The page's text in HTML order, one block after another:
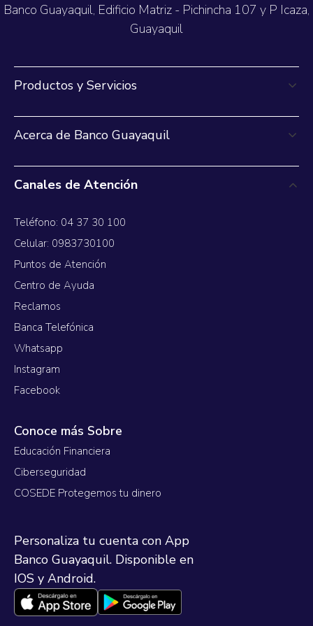
Banco Guayaquil, Edificio Matriz - Pichincha 107 y P Icaza,
Guayaquil
Productos y Servicios
Acerca de Banco Guayaquil
Canales de Atención
Teléfono: 04 37 30 100
Celular: 0983730100
Puntos de Atención
Centro de Ayuda
Reclamos
Banca Telefónica
Whatsapp
Instagram
Facebook
Conoce más Sobre
Educación Financiera
Ciberseguridad
COSEDE Protegemos tu dinero
Personaliza tu cuenta con App
Banco Guayaquil. Disponible en
IOS y Android.